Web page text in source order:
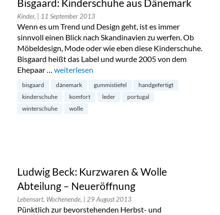
Bisgaard: Kinderschuhe aus Dänemark
Kinder, | 11 September 2013
Wenn es um Trend und Design geht, ist es immer
sinnvoll einen Blick nach Skandinavien zu werfen. Ob
Möbeldesign, Mode oder wie eben diese Kinderschuhe.
Bisgaard heißt das Label und wurde 2005 von dem
Ehepaar … „Bisgaard: Kinderschuhe aus Dänemark“
weiterlesen
bisgaard dänemark gummistiefel
handgefertigt
kinderschuhe
komfort leder
portugal
winterschuhe
wolle
Ludwig Beck: Kurzwaren & Wolle
Abteilung – Neueröffnung
Lebensart, Wochenende, | 29 August 2013
Pünktlich zur bevorstehenden Herbst- und